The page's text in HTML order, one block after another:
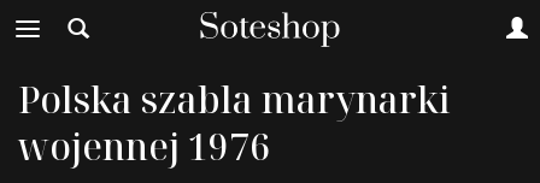
Polska szabla marynarki
wojennej 1976